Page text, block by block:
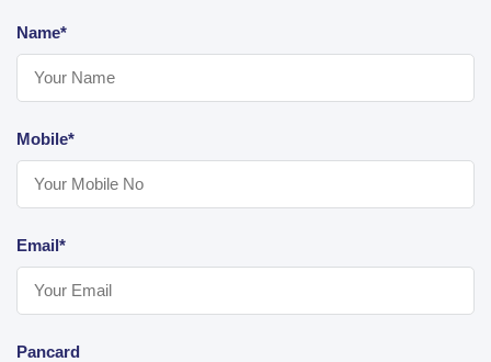
Name*
Mobile*
Email*
Pancard